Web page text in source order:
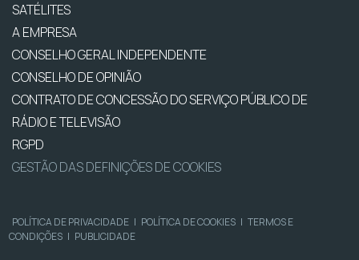
SATÉLITES
A EMPRESA
CONSELHO GERAL INDEPENDENTE
CONSELHO DE OPINIÃO
CONTRATO DE CONCESSÃO DO SERVIÇO PÚBLICO DE
RÁDIO E TELEVISÃO
RGPD
GESTÃO DAS DEFINIÇÕES DE COOKIES
POLÍTICA DE PRIVACIDADE | POLÍTICA DE COOKIES | TERMOS E
CONDIÇÕES | PUBLICIDADE